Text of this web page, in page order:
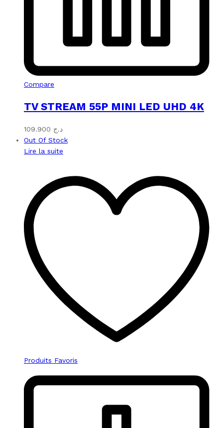
Compare
TV STREAM 55P MINI LED UHD 4K
د.ج
Out Of Stock
Lire la suite
Produits Favoris